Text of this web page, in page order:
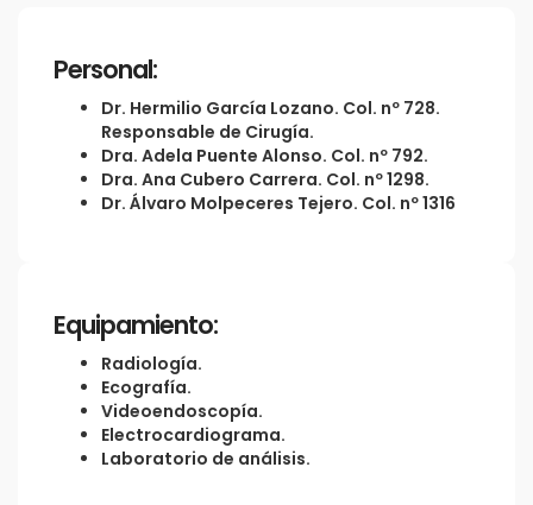
Personal:
Dr. Hermilio García Lozano. Col. nº 728.
Responsable de Cirugía.
Dra. Adela Puente Alonso. Col. nº 792.
Dra. Ana Cubero Carrera. Col. nº 1298.
Dr. Álvaro Molpeceres Tejero. Col. nº 1316
Equipamiento:
Radiología.
Ecografía.
Videoendoscopía.
Electrocardiograma.
Laboratorio de análisis.